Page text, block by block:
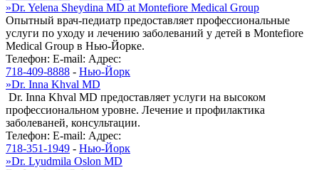
»Dr. Yelena Sheydina MD at Montefiore Medical Group
Опытный врач-педиатр предоставляет профессиональные
услуги по уходу и лечению заболеваний у детей в Montefiore
Medical Group в Нью-Йорке.
Телефон: E-mail: Адрес:
718-409-8888 - Нью-Йорк
»Dr. Inna Khval MD
Dr. Inna Khval MD предоставляет услуги на высоком
профессиональном уровне. Лечение и профилактика
заболеваней, консультации.
Телефон: E-mail: Адрес:
718-351-1949 - Нью-Йорк
»Dr. Lyudmila Oslon MD